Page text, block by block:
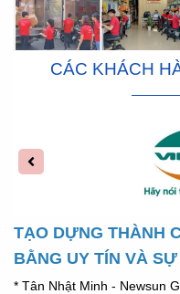
CÁC KHÁCH
TẠO DỰNG THÀNH
BẰNG UY TÍN VÀ
* Tân Nhật Minh - Newsun